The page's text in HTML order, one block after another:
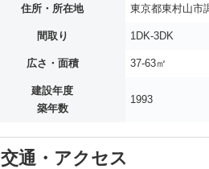
住所・所在地 東京都東村山市
間取り 1DK-3DK
広さ・面積 37-63㎡
建設年度
築年数
1993
交通・アクセス